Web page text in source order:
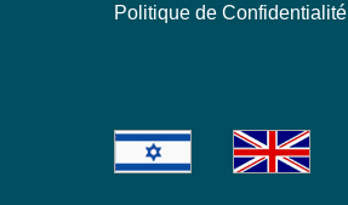
Politique de Confidentialité